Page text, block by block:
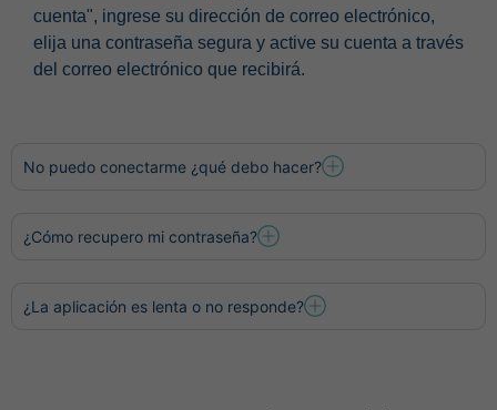
cuenta", ingrese su dirección de correo electrónico,
elija una contraseña segura y active su cuenta a través
del correo electrónico que recibirá.
No puedo conectarme ¿qué debo hacer?
¿Cómo recupero mi contraseña?
¿La aplicación es lenta o no responde?